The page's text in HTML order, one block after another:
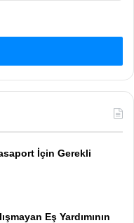
İçin Gerekli
Eş Yardımının